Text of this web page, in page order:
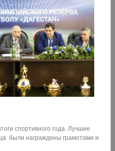
спортивного года. Лучшие
были награждены грамотами и